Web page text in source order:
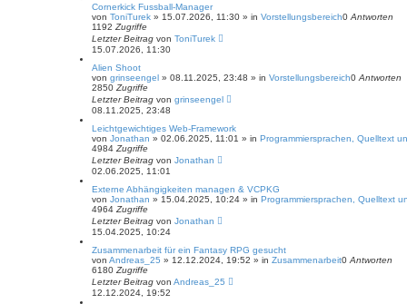
Cornerkick Fussball-Manager
von ToniTurek » 15.07.2026, 11:30 » in Vorstellungsbereich0 Antworten
1192 Zugriffe
Letzter Beitrag von ToniTurek
15.07.2026, 11:30
Alien Shoot
von grinseengel » 08.11.2025, 23:48 » in Vorstellungsbereich0 Antworten
2850 Zugriffe
Letzter Beitrag von grinseengel
08.11.2025, 23:48
Leichtgewichtiges Web-Framework
von Jonathan » 02.06.2025, 11:01 » in Programmiersprachen, Quelltext
4984 Zugriffe
Letzter Beitrag von Jonathan
02.06.2025, 11:01
Externe Abhängigkeiten managen & VCPKG
von Jonathan » 15.04.2025, 10:24 » in Programmiersprachen, Quelltext
4964 Zugriffe
Letzter Beitrag von Jonathan
15.04.2025, 10:24
Zusammenarbeit für ein Fantasy RPG gesucht
von Andreas_25 » 12.12.2024, 19:52 » in Zusammenarbeit0 Antworten
6180 Zugriffe
Letzter Beitrag von Andreas_25
12.12.2024, 19:52